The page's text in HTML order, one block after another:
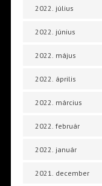
2022. július
2022. június
2022. május
2022. április
2022. március
2022. február
2022. január
2021. december